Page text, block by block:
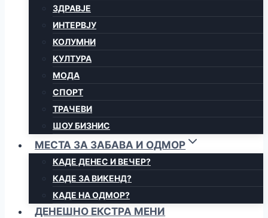
ЗДРАВЈЕ
ИНТЕРВЈУ
КОЛУМНИ
КУЛТУРА
МОДА
СПОРТ
ТРАЧЕВИ
ШОУ БИЗНИС
МЕСТА ЗА ЗАБАВА И ОДМОР
КАДЕ ДЕНЕС И ВЕЧЕР?
КАДЕ ЗА ВИКЕНД?
КАДЕ НА ОДМОР?
ДЕНЕШНО ЕКСТРА МЕНИ